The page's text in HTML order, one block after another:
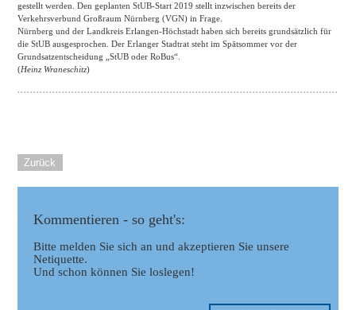
gestellt werden. Den geplanten StUB-Start 2019 stellt inzwischen bereits der
Verkehrsverbund Großraum Nürnberg (VGN) in Frage.
Nürnberg und der Landkreis Erlangen-Höchstadt haben sich bereits grundsätzlich für
die StUB ausgesprochen. Der Erlanger Stadtrat steht im Spätsommer vor der
Grundsatzentscheidung „StUB oder RoBus“.
(Heinz Wraneschitz)
Zurück
Kommentieren - so geht's:
Bitte melden Sie sich an und akzeptieren Sie unsere
Netiquette.
Und schon können Sie loslegen!